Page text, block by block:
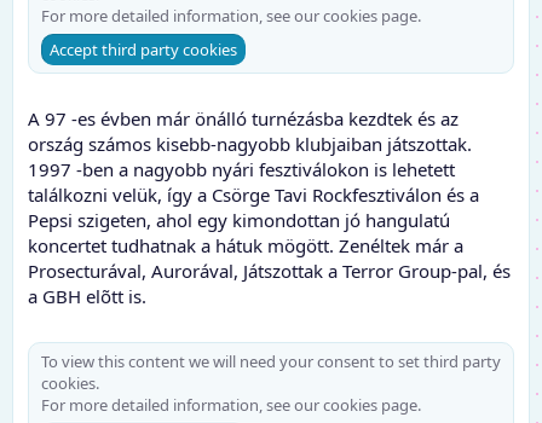
For more detailed information, see ourcookies page.
Accept third party cookies
A 97 -es évben már önálló turnézásba kezdtek és az
ország számos kisebb-nagyobb klubjaiban játszottak.
1997 -ben a nagyobb nyári fesztiválokon is lehetett
találkozni velük, így a Csörge Tavi Rockfesztiválon és a
Pepsi szigeten, ahol egy kimondottan jó hangulatú
koncertet tudhatnak a hátuk mögött. Zenéltek már a
Prosecturával, Aurorával, Játszottak a Terror Group-pal, és
a GBH elõtt is.
To view this content we will need your consent to set third party
cookies.
For more detailed information, see ourcookies page.